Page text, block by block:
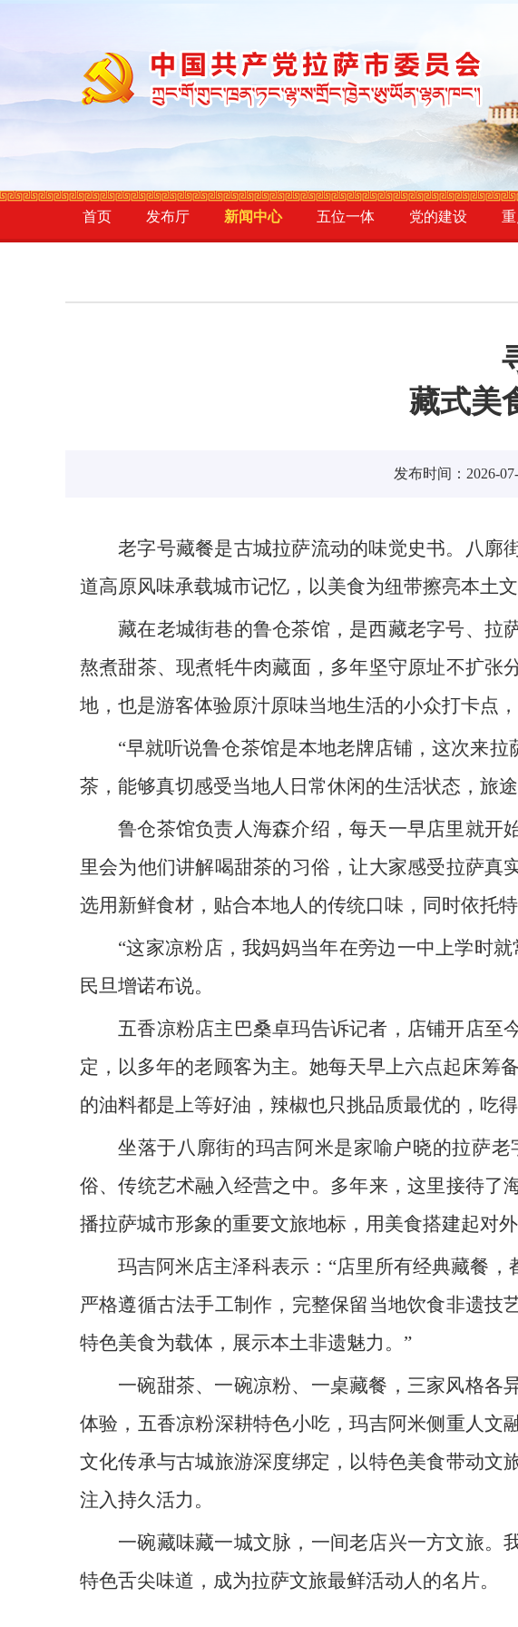
首页 发布厅 新闻中心 五位一体 党的建设
藏式美
发布时间：2026-
老字号藏餐是古城拉萨流动的味觉史书。八廓
道高原风味承载城市记忆，以美食为纽带擦亮本土
藏在老城街巷的鲁仓茶馆，是西藏老字号、拉
熬煮甜茶、现煮牦牛肉藏面，多年坚守原址不扩张
地，也是游客体验原汁原味当地生活的小众打卡点
“早就听说鲁仓茶馆是本地老牌店铺，这次来
茶，能够真切感受当地人日常休闲的生活状态，旅
鲁仓茶馆负责人海森介绍，每天一早店里就开
里会为他们讲解喝甜茶的习俗，让大家感受拉萨真
选用新鲜食材，贴合本地人的传统口味，同时依托
“这家凉粉店，我妈妈当年在旁边一中上学时
民旦增诺布说。
五香凉粉店主巴桑卓玛告诉记者，店铺开店至
定，以多年的老顾客为主。她每天早上六点起床筹
的油料都是上等好油，辣椒也只挑品质最优的，吃
坐落于八廓街的玛吉阿米是家喻户晓的拉萨
俗、传统艺术融入经营之中。多年来，这里接待了
播拉萨城市形象的重要文旅地标，用美食搭建起对
玛吉阿米店主泽科表示：“店里所有经典藏餐
严格遵循古法手工制作，完整保留当地饮食非遗
特色美食为载体，展示本土非遗魅力。”
一碗甜茶、一碗凉粉、一桌藏餐，三家风格各
体验，五香凉粉深耕特色小吃，玛吉阿米侧重人文
文化传承与古城旅游深度绑定，以特色美食带动文
注入持久活力。
一碗藏味藏一城文脉，一间老店兴一方文旅。
特色舌尖味道，成为拉萨文旅最鲜活动人的名片。